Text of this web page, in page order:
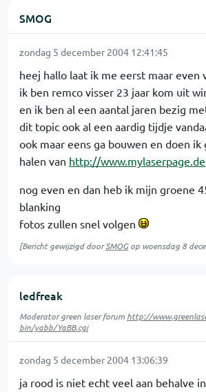
SMOG
zondag 5 december 2004 12:41:45
heej hallo laat ik me eerst maar even
ik ben remco visser 23 jaar kom uit
en ik ben al een aantal jaren bezig
dit topic ook al een aardig tijdje
ook maar eens ga bouwen en doen ik
halen van http://www.mylaserpage.de
nog even en dan heb ik mijn groene
blanking
fotos zullen snel volgen
[Bericht gewijzigd doorSMOGop woensdag 8
ledfreak
Moderator green laser forum http://
bin/yabb/YaBB.cgi
zondag 5 december 2004 13:06:39
ja rood is niet echt veel aan behalve